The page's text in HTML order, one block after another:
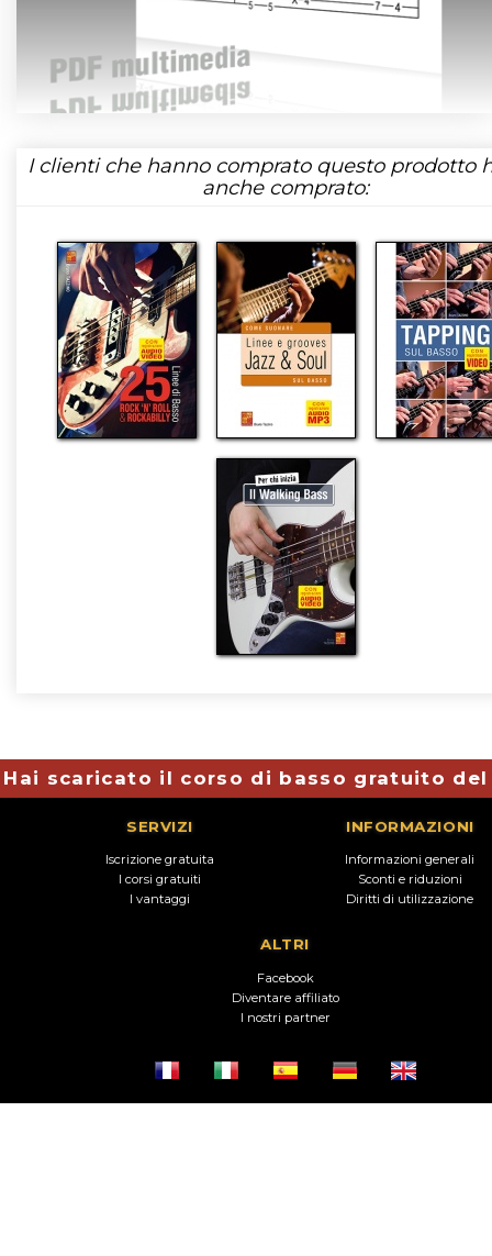
I clienti che hanno comprato questo prodotto
anche comprato:
Hai scaricato il corso di basso gratuito del
SERVIZI
Iscrizione gratuita
I corsi gratuiti
I vantaggi
INFORMAZIONI
Informazioni generali
Sconti e riduzioni
Diritti di utilizzazione
ALTRI
Facebook
Diventare affiliato
I nostri partner